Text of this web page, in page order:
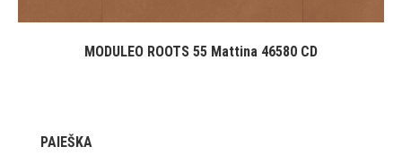
MODULEO ROOTS 55 Mattina 46580 CD
PAIEŠKA